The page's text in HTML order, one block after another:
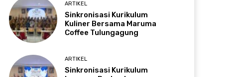
ARTIKEL
Sinkronisasi Kurikulum
Kuliner Bersama Maruma
Coffee Tulungagung
ARTIKEL
Sinkronisasi Kurikulum